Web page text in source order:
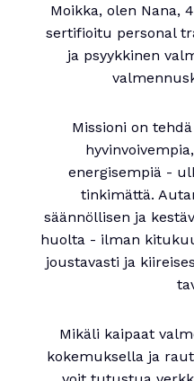
Moikka, olen Nana,
sertifioitu personal
ja psyykkinen
Missioni on
energisempiä -
tinkimättä.
säännöllisen ja
huolta - ilman
joustavasti ja
Mikäli kaipaat
kokemuksella ja